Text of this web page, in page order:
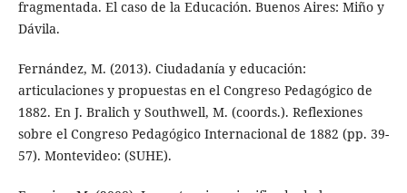
fragmentada. El caso de la Educación. Buenos Aires: Miño y
Dávila.
Fernández, M. (2013). Ciudadanía y educación:
articulaciones y propuestas en el Congreso Pedagógico de
1882. En J. Bralich y Southwell, M. (coords.). Reflexiones
sobre el Congreso Pedagógico Internacional de 1882 (pp. 39-
57). Montevideo: (SUHE).